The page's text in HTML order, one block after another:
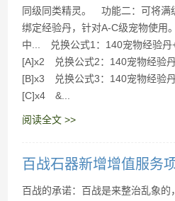
同级同类精灵。 功能二：可将满
绑定经验丹，针对A-C级宠物使
中... 兑换公式1：140宠物经验丹
[A]x2 兑换公式2：140宠物经验
[B]x3 兑换公式3：140宠物经验
[C]x4 &...
阅读全文 >>
百战石器新增增值服务
百战的承诺：百战是来整治乱象